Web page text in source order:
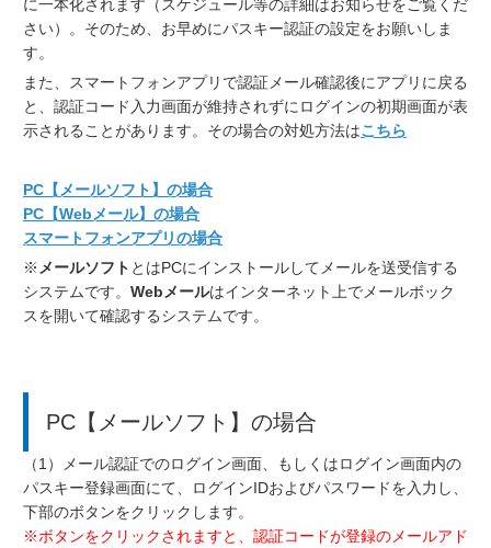
に一本化されます（スケジュール等の詳細はお知らせをご覧くだ
さい）。そのため、お早めにパスキー認証の設定をお願いしま
す。
また、スマートフォンアプリで認証メール確認後にアプリに戻る
と、認証コード入力画面が維持されずにログインの初期画面が表
示されることがあります。その場合の対処方法はこちら
PC【メールソフト】の場合
PC【Webメール】の場合
スマートフォンアプリの場合
※メールソフト とはPCにインストールしてメールを送受信する
システムです。 Webメールはインターネット上でメールボック
スを開いて確認するシステムです。
PC【メールソフト】の場合
（1）メール認証でのログイン画面、もしくはログイン画面内の
パスキー登録画面にて、ログインIDおよびパスワードを入力し、
下部のボタンをクリックします。
※ボタンをクリックされますと、認証コードが登録のメールアド